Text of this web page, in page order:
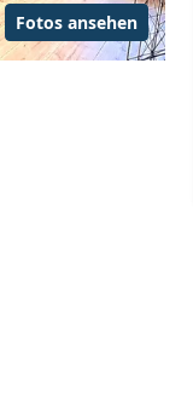
Fotos ansehen